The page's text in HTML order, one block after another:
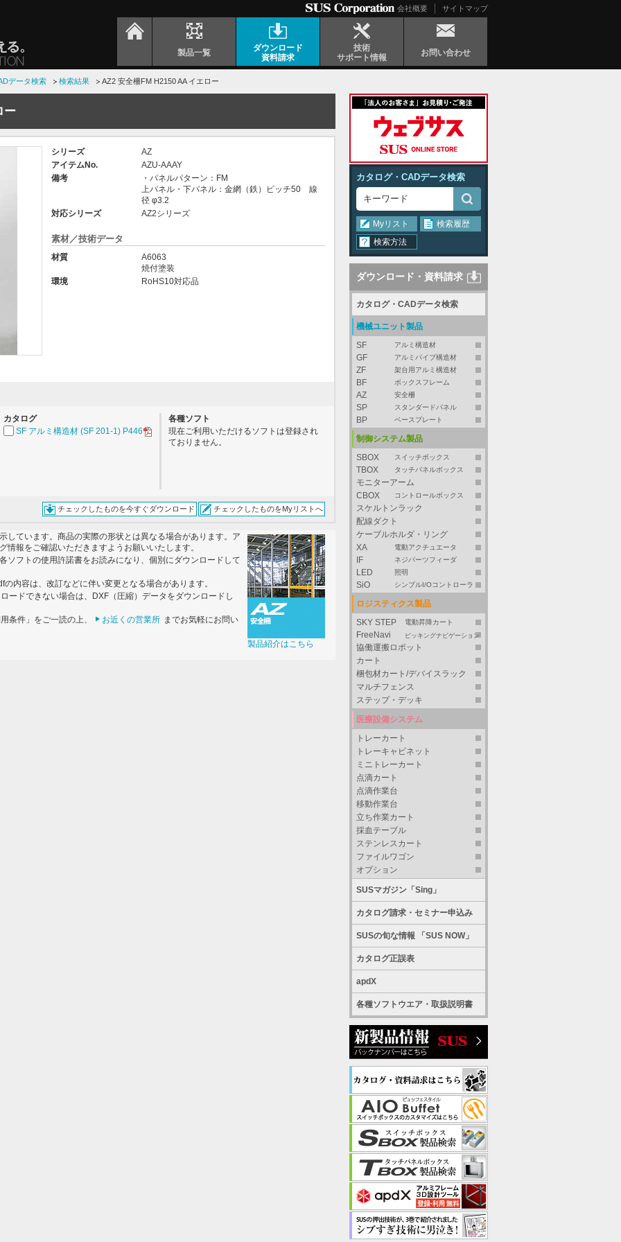
会社概要 サイトマップ
製品一覧
ダウンロード
資料請求
技術
サポート情報
お問い合わせ
データ検索 検索結果 AZ2 安全柵FM H2150 AA イエロー
ー
シリーズ
AZ
アイテムNo.
AZU-AAAY
備考
・パネルパターン：FM
上パネル・下パネル：金網（鉄）ピッチ50 線
径 φ3.2
対応シリーズ
AZ2シリーズ
素材／技術データ
材質
A6063
焼付塗装
環境
RoHS10対応品
カタログ
SF アルミ構造材 (SF 201-1) P446
各種ソフト
現在ご利用いただけるソフトは登録され
ておりません。
チェックしたものを今すぐダウンロード チェックしたものをMyリストへ
製品紹介はこちら
しています。商品の実際の形状とは異なる場合があります。ア
情報をご確認いただきますようお願いいたします。
ソフトの使用許諾書をお読みになり、個別にダウンロードして
内容は、改訂などに伴い変更となる場合があります。
ードできない場合は、DXF（圧縮）データをダウンロードし
条件」をご一読の上、
お近くの営業所 までお気軽にお問い
カタログ・CADデータ検索
Myリスト
検索履歴
検索方法
ダウンロード・資料請求
カタログ・CADデータ検索
機械ユニット製品
SF
アルミ構造材
GF アルミパイプ構造材
ZF 架台用アルミ構造材
BF ボックスフレーム
AZ 安全柵
SP スタンダードパネル
BP ベースプレート
制御システム製品
SBOX
スイッチボックス
TBOX タッチパネルボックス
モニターアーム
CBOX
コントロールボックス
スケルトンラック
配線ダクト
ケーブルホルダ・リング
XA
電動アクチュエータ
IF ネジパーツフィーダ
LED 照明
SiO シンプルI/Oコントローラ
ロジスティクス製品
SKY STEP
電動昇降カート
FreeNavi ピッキングナビゲーション
協働運搬ロボット
カート
梱包材カート/デバイスラック
マルチフェンス
ステップ・デッキ
医療設備システム
トレーカート
トレーキャビネット
ミニトレーカート
点滴カート
点滴作業台
移動作業台
立ち作業カート
採血テーブル
ステンレスカート
ファイルワゴン
オプション
SUSマガジン「Sing」
カタログ請求・セミナー申込み
SUSの旬な情報 「SUS NOW」
カタログ正誤表
apdX
各種ソフトウエア・取扱説明書